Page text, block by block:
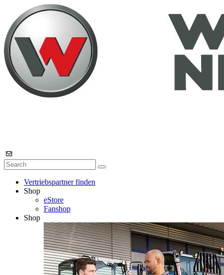
Vertriebspartner finden
Shop
eStore
Fanshop
Shop